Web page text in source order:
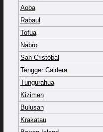
Aoba
Rabaul
Tofua
Nabro
San Cristóbal
Tengger Caldera
Tungurahua
Kizimen
Bulusan
Krakatau